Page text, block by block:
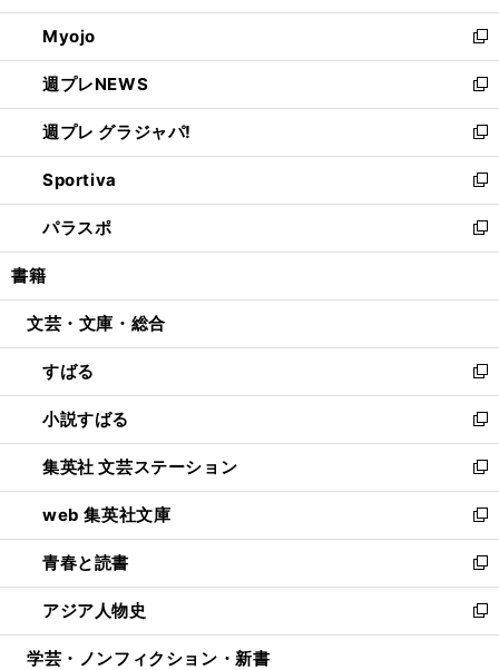
開
く
ウ
で
開
く
ン
ド
ウ
で
開
く
ウ
ィ
ン
ド
ウ
で
開
く
Myojo
新
し
い
ウ
ィ
ン
ド
ウ
で
開
週プレNEWS
新
し
い
ウ
ィ
ン
ド
ウ
開
週プレ グラジャパ!
新
し
い
ウ
ィ
ン
ウ
開
く
Sportiva
新
し
い
ウ
ン
ウ
で
開
く
パラスポ
新
し
ウ
ン
ド
ウ
で
開
く
書籍
文芸・文庫・総合
すばる
新
し
い
ウ
ィ
ン
ド
ウ
で
開
く
小説すばる
新
し
い
ウ
ィ
ン
ド
ウ
で
開
集英社 文芸ステーション
新
し
い
ウ
ィ
ン
ド
ウ
web 集英社文庫
新
し
い
ウ
ィ
ン
青春と読書
新
し
い
ウ
アジア人物史
新
し
学芸・ノンフィクション・新書